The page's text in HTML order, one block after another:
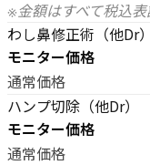
※金額はすべて税込表
わし鼻修正術（他Dr）
モニター価格
通常価格
ハンプ切除（他Dr）
モニター価格
通常価格